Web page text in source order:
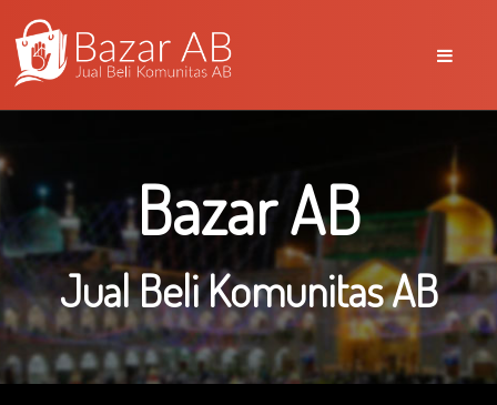
Bazar AB
Jual Beli Komunitas AB